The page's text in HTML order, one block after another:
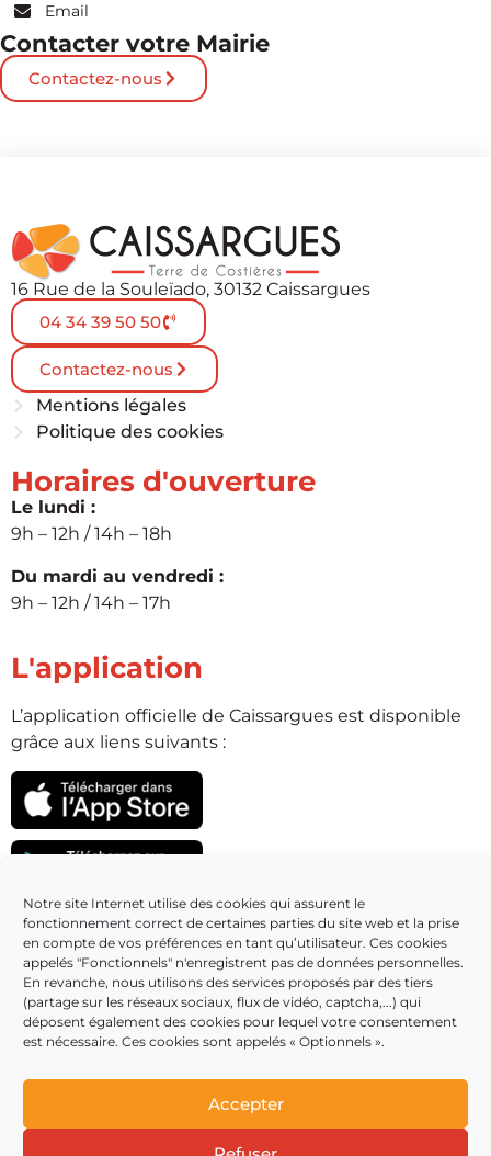
Notre site Internet utilise des cookies qui assurent le
fonctionnement correct de certaines parties du site web et la prise
en compte de vos préférences en tant qu’utilisateur. Ces cookies
appelés "Fonctionnels" n'enregistrent pas de données personnelles.
En revanche, nous utilisons des services proposés par des tiers
(partage sur les réseaux sociaux, flux de vidéo, captcha,...) qui
déposent également des cookies pour lequel votre consentement
est nécessaire. Ces cookies sont appelés « Optionnels ».
Accepter
Email
Contacter votre Mairie
Contactez-nous
16 Rue de la Souleïado, 30132 Caissargues
04 34 39 50 50
Contactez-nous
Mentions légales
Politique des cookies
Horaires d'ouverture
Le lundi :
9h – 12h / 14h – 18h
Du mardi au vendredi :
9h – 12h / 14h – 17h
L'application
L’application officielle de Caissargues est disponible
grâce aux liens suivants :
Partenaires